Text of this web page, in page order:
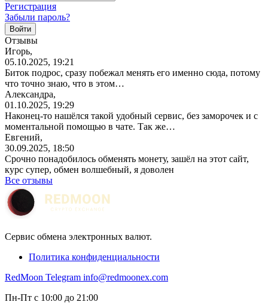
Регистрация
Забыли пароль?
Отзывы
Игорь,
05.10.2025, 19:21
Биток подрос, сразу побежал менять его именно сюда, потому
что точно знаю, что в этом…
Александра,
01.10.2025, 19:29
Наконец-то нашёлся такой удобный сервис, без заморочек и с
моментальной помощью в чате. Так же…
Евгений,
30.09.2025, 18:50
Срочно понадобилось обменять монету, зашёл на этот сайт,
курс супер, обмен волшебный, я доволен
Все отзывы
Сервис обмена электронных валют.
Политика конфиденциальности
RedMoon Telegram info@redmoonex.com
Пн-Пт с 10:00 до 21:00